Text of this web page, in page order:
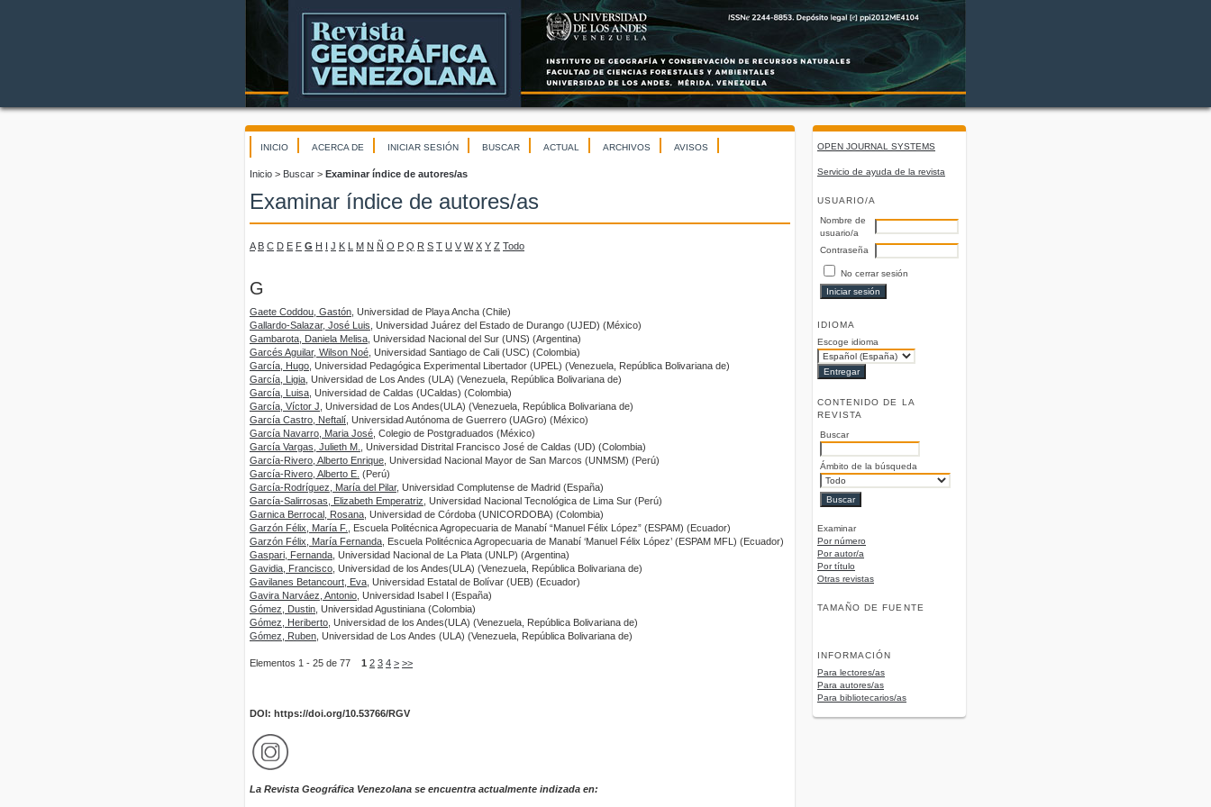
OPEN JOURNAL SYSTEMS
Servicio de ayuda de la revista
USUARIO/A
Nombre de
usuario/a
Contraseña
No cerrar sesión
IDIOMA
Escoge idioma
CONTENIDO DE LA
REVISTA
Buscar
Ámbito de la búsqueda
Examinar
Por número
Por autor/a
Por título
Otras revistas
TAMAÑO DE FUENTE
INFORMACIÓN
Para lectores/as
Para autores/as
Para bibliotecarios/as
INICIO ACERCA DE INICIAR SESIÓN BUSCAR ACTUAL ARCHIVOS AVISOS
Inicio > Buscar > Examinar índice de autores/as
Examinar índice de autores/as
A B C D E F G H I J K L M N Ñ O P Q R S T U V W X Y Z Todo
G
Gaete Coddou, Gastón , Universidad de Playa Ancha (Chile)
Gallardo-Salazar, José Luis , Universidad Juárez del Estado de Durango (UJED) (México)
Gambarota, Daniela Melisa , Universidad Nacional del Sur (UNS) (Argentina)
Garcés Aguilar, Wilson Noé , Universidad Santiago de Cali (USC) (Colombia)
García, Hugo , Universidad Pedagógica Experimental Libertador (UPEL) (Venezuela, República Bolivariana de)
García, Ligia , Universidad de Los Andes (ULA) (Venezuela, República Bolivariana de)
García, Luisa , Universidad de Caldas (UCaldas) (Colombia)
García, Víctor J , Universidad de Los Andes(ULA) (Venezuela, República Bolivariana de)
García Castro, Neftalí , Universidad Autónoma de Guerrero (UAGro) (México)
García Navarro, Maria José , Colegio de Postgraduados (México)
García Vargas, Julieth M.
, Universidad Distrital Francisco José de Caldas (UD) (Colombia)
García-Rivero, Alberto Enrique , Universidad Nacional Mayor de San Marcos (UNMSM) (Perú)
García-Rivero, Alberto E. (Perú)
García-Rodríguez, María del Pilar, Universidad Complutense de Madrid (España)
García-Salirrosas, Elizabeth Emperatriz , Universidad Nacional Tecnológica de Lima Sur (Perú)
Garnica Berrocal, Rosana , Universidad de Córdoba (UNICORDOBA) (Colombia)
Garzón Félix, María F.
, Escuela Politécnica Agropecuaria de Manabí “Manuel Félix López” (ESPAM) (Ecuador)
Garzón Félix, María Fernanda , Escuela Politécnica Agropecuaria de Manabí ‘Manuel Félix López’ (ESPAM MFL) (Ecuador)
Gaspari, Fernanda , Universidad Nacional de La Plata (UNLP) (Argentina)
Gavidia, Francisco , Universidad de los Andes(ULA) (Venezuela, República Bolivariana de)
Gavilanes Betancourt, Eva , Universidad Estatal de Bolívar (UEB) (Ecuador)
Gavira Narváez, Antonio , Universidad Isabel I (España)
Gómez, Dustin , Universidad Agustiniana (Colombia)
Gómez, Heriberto , Universidad de los Andes(ULA) (Venezuela, República Bolivariana de)
Gómez, Ruben , Universidad de Los Andes (ULA) (Venezuela, República Bolivariana de)
Elementos 1 - 25 de 77 1 2 3 4 > >>
DOI: https://doi.org/10.53766/RGV
La Revista Geográfica Venezolana se encuentra actualmente indizada en: